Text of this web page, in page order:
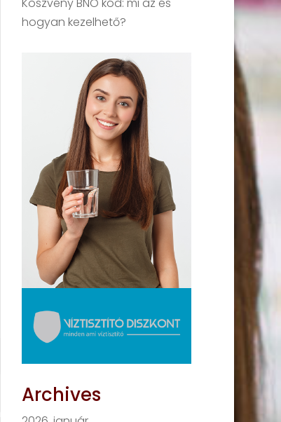
Köszvény BNO kód: mi az és
hogyan kezelhető?
Archives